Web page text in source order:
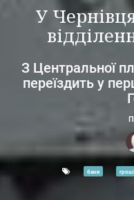
У
З Центральної
переїздить у
банк гроші